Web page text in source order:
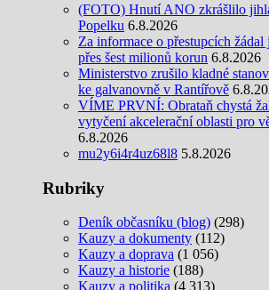
(FOTO) Hnutí ANO zkrášlilo
Popelku 6.8.2026
Za informace o přestupcích
přes šest milionů korun 6.8.2026
Ministerstvo zrušilo kladné
ke galvanovně v Rantířově
VÍME PRVNÍ: Obrataň chystá
vytyčení akcelerační oblasti pro
6.8.2026
mu2y6i4r4uz68l8 5.8.2026
Rubriky
Deník občasníku (blog) (298)
Kauzy a dokumenty (112)
Kauzy a doprava (1 056)
Kauzy a historie (188)
Kauzy a politika (4 313)